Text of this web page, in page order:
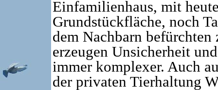
Einfamilienhaus, mit
Grundstückfläche, noch
dem Nachbarn
erzeugen Unsicherheit
immer komplexer. Auch
der privaten Tierhaltung